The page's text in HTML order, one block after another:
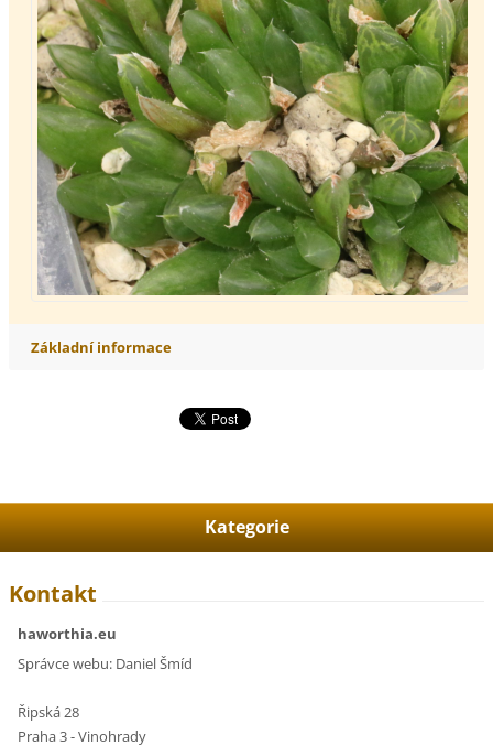
Základní informace
Kategorie
Kontakt
haworthia.eu
Správce webu: Daniel Šmíd
Řipská 28
Praha 3 - Vinohrady